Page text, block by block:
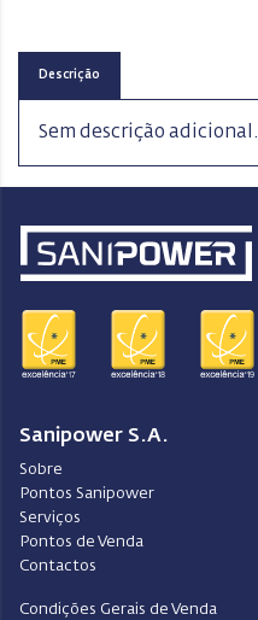
Descrição
Sem descrição adicional.
Sanipower S.A.
Sobre
Pontos Sanipower
Serviços
Pontos de Venda
Contactos
Condições Gerais de Venda